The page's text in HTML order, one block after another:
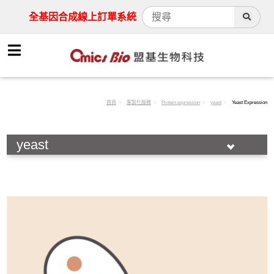
全基因合成線上訂單系統
首頁 客製化服務 Protein expression yeast Yeast Expression
yeast
Drug screening
bacterial